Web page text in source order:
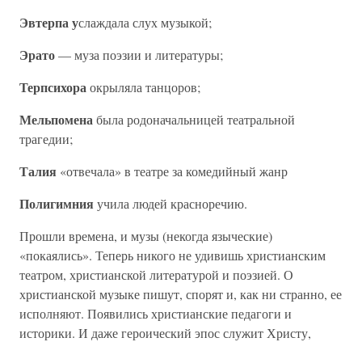
Эвтерпа услаждала слух музыкой;
Эрато— муза поэзии и литературы;
Терпсихораокрыляла танцоров;
Мельпоменабыла родоначальницей театральной
трагедии;
Талия «отвечала» в театре за комедийный жанр
Полигимния учила людей красноречию.
Прошли времена, и музы (некогда языческие)
«покаялись». Теперь никого не удивишь христианским
театром, христианской литературой и поэзией. О
христианской музыке пишут, спорят и, как ни странно, ее
исполняют. Появились христианские педагоги и
историки. И даже героический эпос служит Христу,